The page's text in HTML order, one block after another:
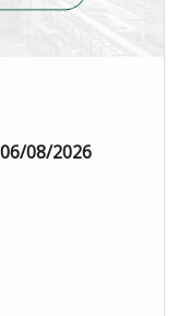
08/2026